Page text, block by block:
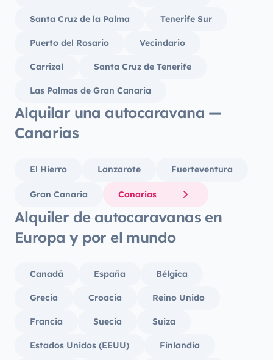
Santa Cruz de la Palma Tenerife Sur
Puerto del Rosario Vecindario
Carrizal Santa Cruz de Tenerife
Las Palmas de Gran Canaria
Alquilar una autocaravana —
Canarias
El Hierro Lanzarote Fuerteventura
Gran Canaria Canarias
Alquiler de autocaravanas en
Europa y por el mundo
Canadá España Bélgica
Grecia Croacia Reino Unido
Francia Suecia Suiza
Estados Unidos (EEUU) Finlandia